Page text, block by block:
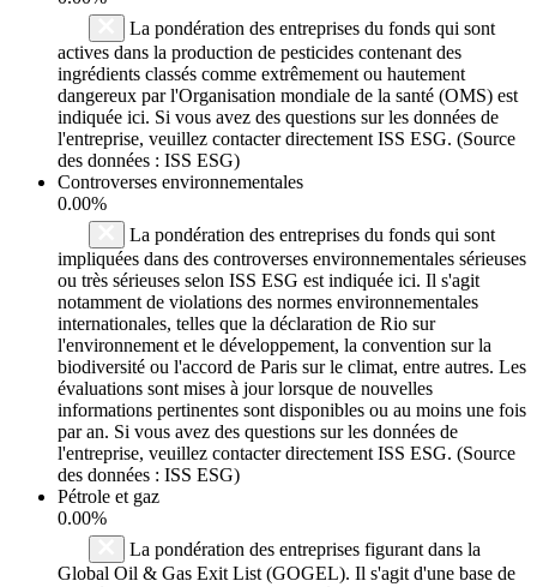
La pondération des entreprises du fonds qui sont
actives dans la production de pesticides contenant des
ingrédients classés comme extrêmement ou hautement
dangereux par l'Organisation mondiale de la santé (OMS) est
indiquée ici. Si vous avez des questions sur les données de
l'entreprise, veuillez contacter directement ISS ESG. (Source
des données : ISS ESG)
Controverses environnementales
0.00%
La pondération des entreprises du fonds qui sont
impliquées dans des controverses environnementales sérieuses
ou très sérieuses selon ISS ESG est indiquée ici. Il s'agit
notamment de violations des normes environnementales
internationales, telles que la déclaration de Rio sur
l'environnement et le développement, la convention sur la
biodiversité ou l'accord de Paris sur le climat, entre autres. Les
évaluations sont mises à jour lorsque de nouvelles
informations pertinentes sont disponibles ou au moins une fois
par an. Si vous avez des questions sur les données de
l'entreprise, veuillez contacter directement ISS ESG. (Source
des données : ISS ESG)
Pétrole et gaz
0.00%
La pondération des entreprises figurant dans la
Global Oil & Gas Exit List (GOGEL). Il s'agit d'une base de